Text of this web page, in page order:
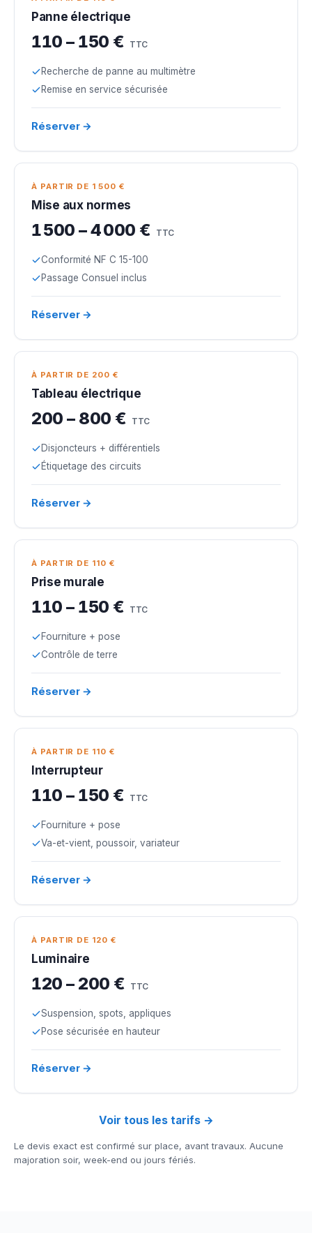
Panne électrique
110 – 150 € TTC
Recherche de panne au multimètre
Remise en service sécurisée
Réserver →
À PARTIR DE 1 500 €
Mise aux normes
1 500 – 4 000 € TTC
Conformité NF C 15-100
Passage Consuel inclus
Réserver →
À PARTIR DE 200 €
Tableau électrique
200 – 800 € TTC
Disjoncteurs + différentiels
Étiquetage des circuits
Réserver →
À PARTIR DE 110 €
Prise murale
110 – 150 € TTC
Fourniture + pose
Contrôle de terre
Réserver →
À PARTIR DE 110 €
Interrupteur
110 – 150 € TTC
Fourniture + pose
Va-et-vient, poussoir, variateur
Réserver →
À PARTIR DE 120 €
Luminaire
120 – 200 € TTC
Suspension, spots, appliques
Pose sécurisée en hauteur
Réserver →
Voir tous les tarifs →
Le devis exact est confirmé sur place, avant travaux. Aucune
majoration soir, week-end ou jours fériés.